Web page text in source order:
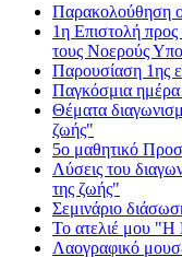
Παρακολούθηση
1η Επιστολή προς
τους Νοερούς
Παρουσίαση 1ης
Παγκόσμια
Θέματα
ζωής"
5ο μαθητικό
Λύσεις του
της ζωής"
Σεμινάριο
Το ατελιέ μου
Λαογραφικό